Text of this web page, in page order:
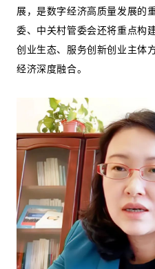
展，是数字经济高质量发展的
委、中关村管委会还将重点构
创业生态、服务创新创业主体
经济深度融合。